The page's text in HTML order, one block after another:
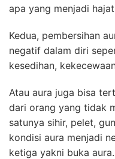
apa yang menjadi
Kedua, pembersihan
negatif dalam diri
kesedihan,
Atau aura juga bisa
dari orang yang tidak
satunya sihir, pelet,
kondisi aura menjadi
ketiga yakni buka aura.